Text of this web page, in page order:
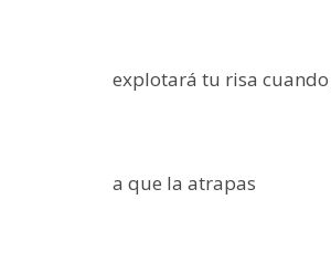
explotará tu risa
a que la atrapas